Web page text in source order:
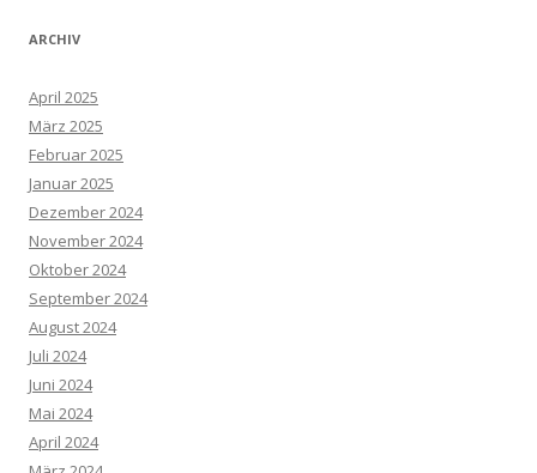
ARCHIV
April 2025
März 2025
Februar 2025
Januar 2025
Dezember 2024
November 2024
Oktober 2024
September 2024
August 2024
Juli 2024
Juni 2024
Mai 2024
April 2024